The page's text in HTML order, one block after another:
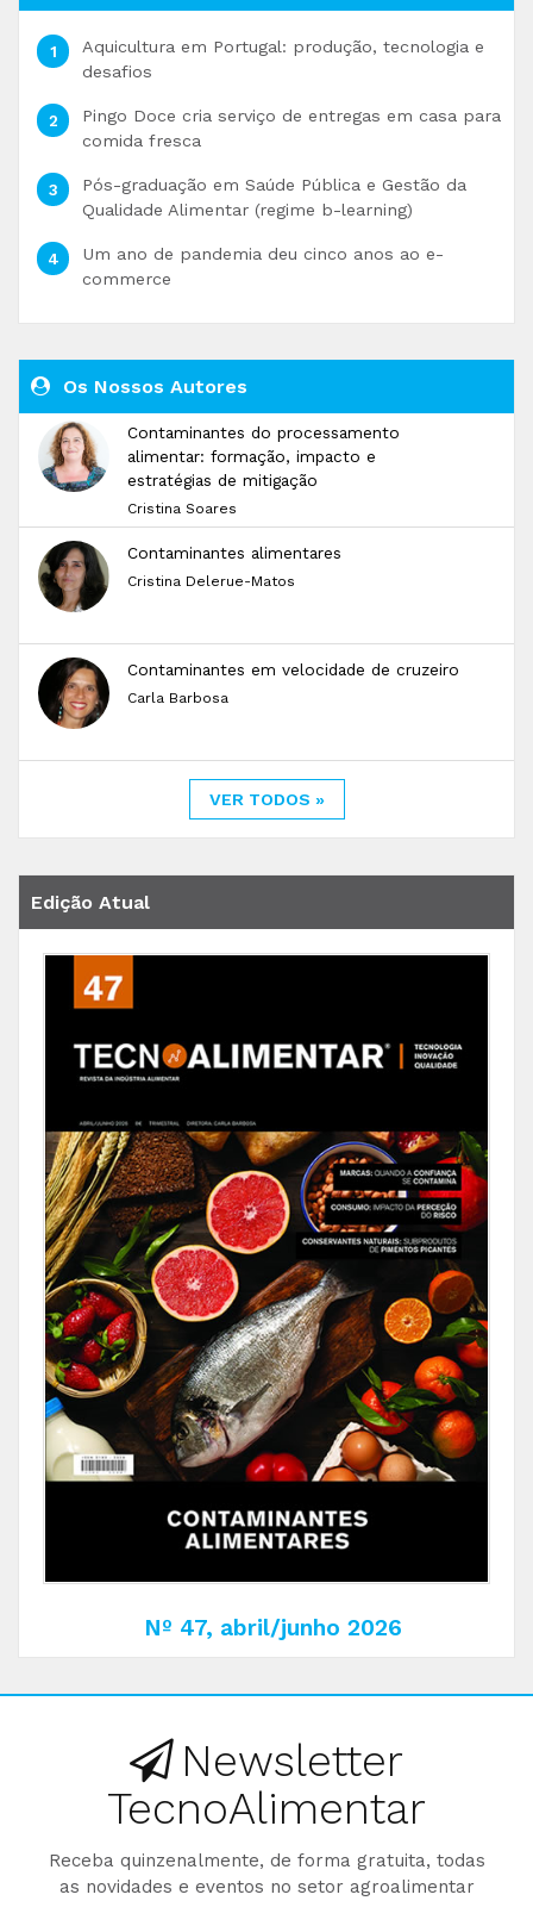
Aquicultura em Portugal: produção, tecnologia e
desafios
Pingo Doce cria serviço de entregas em casa para
comida fresca
Pós-graduação em Saúde Pública e Gestão da
Qualidade Alimentar (regime b-learning)
Um ano de pandemia deu cinco anos ao e-
commerce
Os Nossos Autores
Contaminantes do processamento
alimentar: formação, impacto e
estratégias de mitigação
Cristina Soares
Contaminantes alimentares
Cristina Delerue-Matos
Contaminantes em velocidade de cruzeiro
Carla Barbosa
VER TODOS »
Edição Atual
Nº 47, abril/junho 2026
Newsletter
TecnoAlimentar
Receba quinzenalmente, de forma gratuita, todas
as novidades e eventos no setor agroalimentar